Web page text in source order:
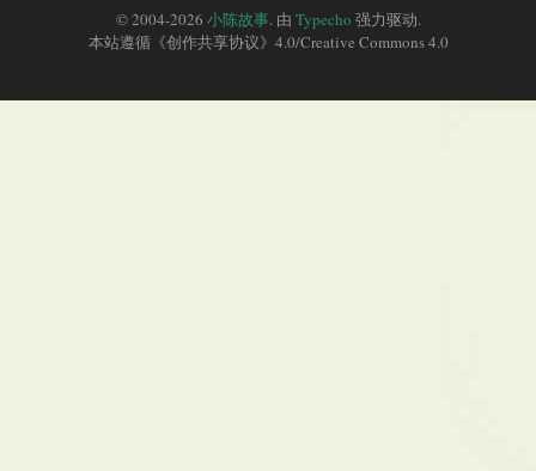
© 2004-2026 小陈故事. 由 Typecho 强力驱动.
本站遵循《创作共享协议》4.0/Creative Commons 4.0